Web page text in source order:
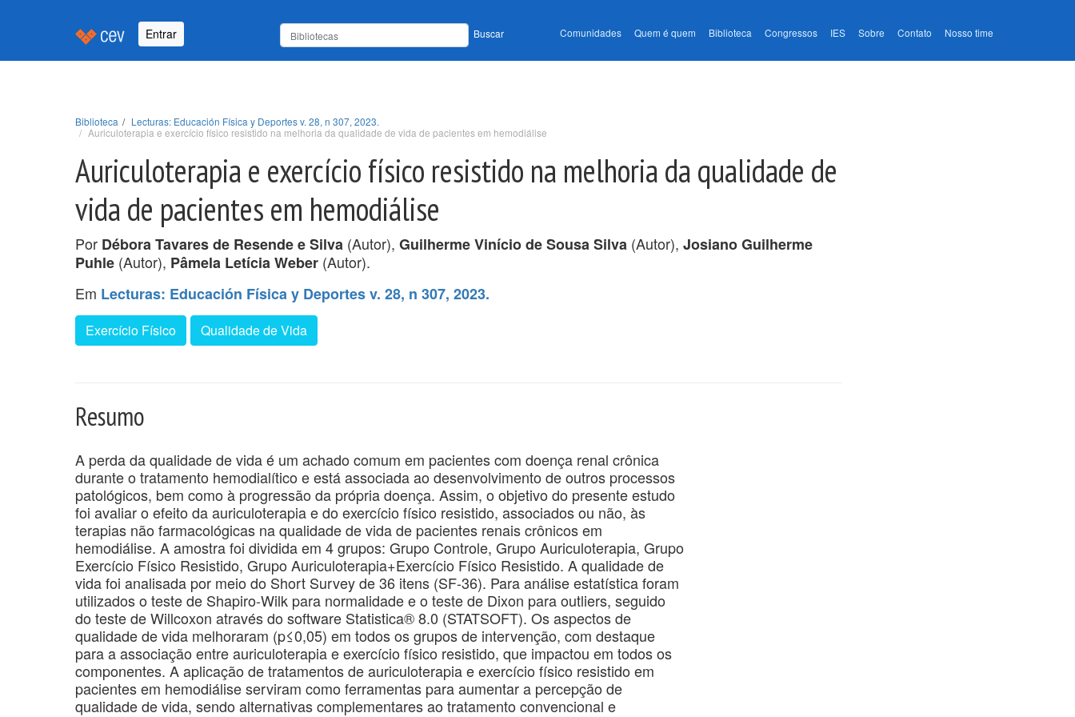
Entrar Buscar Comunidades Quem é quem Biblioteca Congressos IES Sobre Contato Nosso time
Biblioteca
Lecturas: Educación Física y Deportes v. 28, n 307, 2023.
Auriculoterapia e exercício físico resistido na melhoria da qualidade de vida de pacientes em hemodiálise
Auriculoterapia e exercício físico resistido na melhoria da qualidade de
vida de pacientes em hemodiálise
Por Débora Tavares de Resende e Silva (Autor), Guilherme Vinício de Sousa Silva (Autor), Josiano Guilherme
Puhle (Autor), Pâmela Letícia Weber (Autor).
Em Lecturas: Educación Física y Deportes v. 28, n 307, 2023.
Exercício Físico Qualidade de Vida
Resumo
A perda da qualidade de vida é um achado comum em pacientes com doença renal crônica
durante o tratamento hemodialítico e está associada ao desenvolvimento de outros processos
patológicos, bem como à progressão da própria doença. Assim, o objetivo do presente estudo
foi avaliar o efeito da auriculoterapia e do exercício físico resistido, associados ou não, às
terapias não farmacológicas na qualidade de vida de pacientes renais crônicos em
hemodiálise. A amostra foi dividida em 4 grupos: Grupo Controle, Grupo Auriculoterapia, Grupo
Exercício Físico Resistido, Grupo Auriculoterapia+Exercício Físico Resistido. A qualidade de
vida foi analisada por meio do Short Survey de 36 itens (SF-36). Para análise estatística foram
utilizados o teste de Shapiro-Wilk para normalidade e o teste de Dixon para outliers, seguido
do teste de Willcoxon através do software Statistica® 8.0 (STATSOFT). Os aspectos de
qualidade de vida melhoraram (p≤0,05) em todos os grupos de intervenção, com destaque
para a associação entre auriculoterapia e exercício físico resistido, que impactou em todos os
componentes. A aplicação de tratamentos de auriculoterapia e exercício físico resistido em
pacientes em hemodiálise serviram como ferramentas para aumentar a percepção de
qualidade de vida, sendo alternativas complementares ao tratamento convencional e